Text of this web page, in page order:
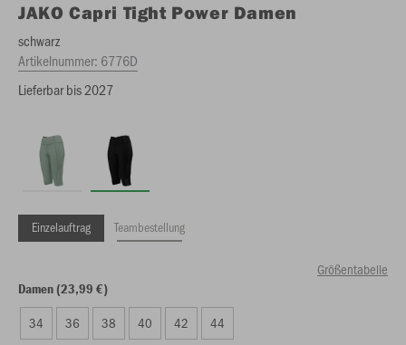
JAKO Capri Tight Power Damen
schwarz
Artikelnummer: 6776D
Lieferbar bis 2027
Einzelauftrag Teambestellung
Größentabelle
Damen (23,99 €)
34 36 38 40 42 44